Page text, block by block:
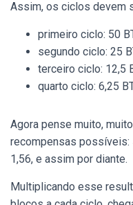
Assim, os ciclos devem
primeiro ciclo: 50
segundo ciclo: 25
terceiro ciclo: 12,5
quarto ciclo: 6,25
Agora pense muito,
recompensas possíveis:
1,56, e assim por diante.
Multiplicando esse